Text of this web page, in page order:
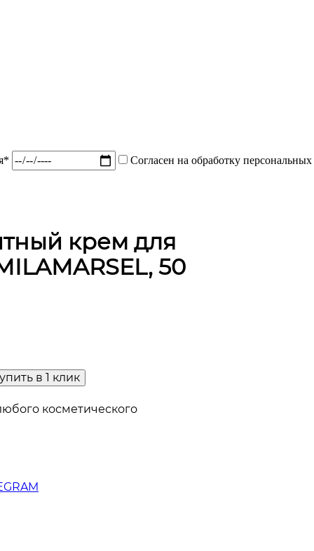
Согласен на обработку персональных
крем для
50
в 1 клик
косметического